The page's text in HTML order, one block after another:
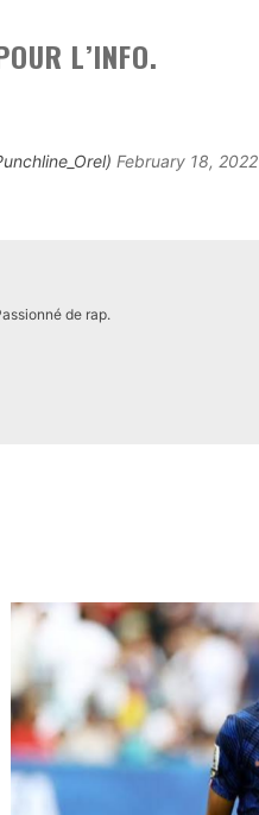
L’INFO.
February 18, 2022
de rap.